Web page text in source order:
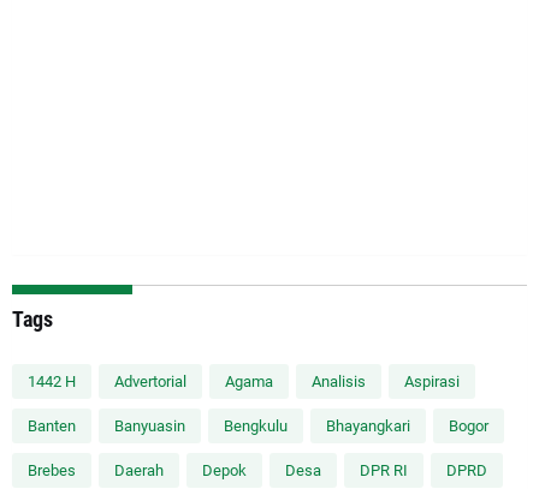
Tags
1442 H Advertorial Agama Analisis Aspirasi
Banten Banyuasin Bengkulu Bhayangkari Bogor
Brebes Daerah Depok Desa DPR RI DPRD